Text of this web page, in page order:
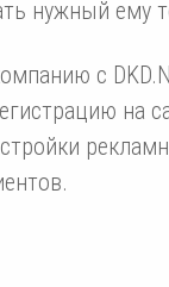
нужный ему
с
на